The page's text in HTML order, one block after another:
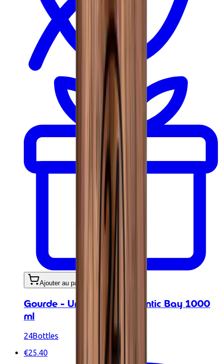
Ajouter au panier
Gourde - Urban Bottle Atlantic Bay 1000
ml
24Bottles
€25.40